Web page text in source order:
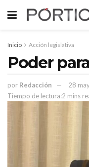
Inicio Acción legislativa
Poder
por Redacción
28
Tiempo de lectura:2 mins